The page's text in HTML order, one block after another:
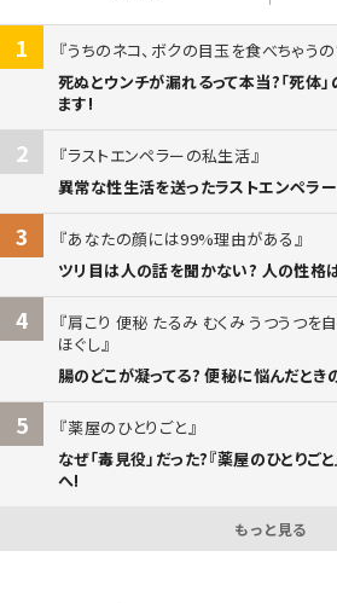
1
うちのネコ、ボクの目玉を食べちゃう
死ぬとウンチが漏れるって本当?「死体
ます!
2
ラストエンペラーの私生活
異常な性生活を送ったラストエンペラー
3
あなたの顔には99%理由がある
ツリ目は人の話を聞かない? 人の性格
4
肩こり 便秘 たるみ むくみ うつうつを
ほぐし
腸のどこが凝ってる? 便秘に悩んだときの
5
薬屋のひとりごと
なぜ「毒見役」だった?『薬屋のひとりご
へ!
もっと見る